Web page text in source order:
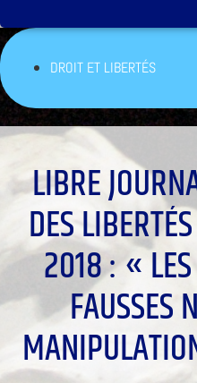
DROIT ET LIBERTÉS
LIBRE
DES
2018 : « LES
FAUSSES